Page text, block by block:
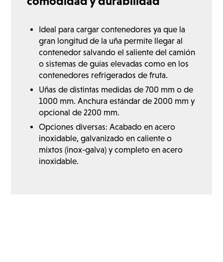
Ideal para cargar contenedores ya que la
gran longitud de la uña permite llegar al
contenedor salvando el saliente del camión
o sistemas de guías elevadas como en los
contenedores refrigerados de fruta.
Uñas de distintas medidas de 700 mm o de
1000 mm. Anchura estándar de 2000 mm y
opcional de 2200 mm.
Opciones diversas: Acabado en acero
inoxidable, galvanizado en caliente o
mixtos (inox-galva) y completo en acero
inoxidable.